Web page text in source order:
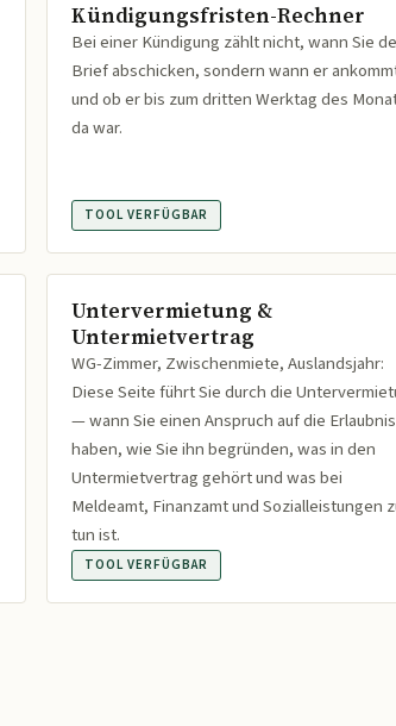
Kündigungsfristen-Rechner
Bei einer Kündigung zählt nicht, wann Sie
Brief abschicken, sondern wann er
und ob er bis zum dritten Werktag des
da war.
TOOL VERFÜGBAR
Untervermietung &
Untermietvertrag
WG-Zimmer, Zwischenmiete, Auslandsjahr:
Diese Seite führt Sie durch die
— wann Sie einen Anspruch auf die Erlaubnis
haben, wie Sie ihn begründen, was in den
Untermietvertrag gehört und was bei
Meldeamt, Finanzamt und Sozialleistungen
tun ist.
TOOL VERFÜGBAR